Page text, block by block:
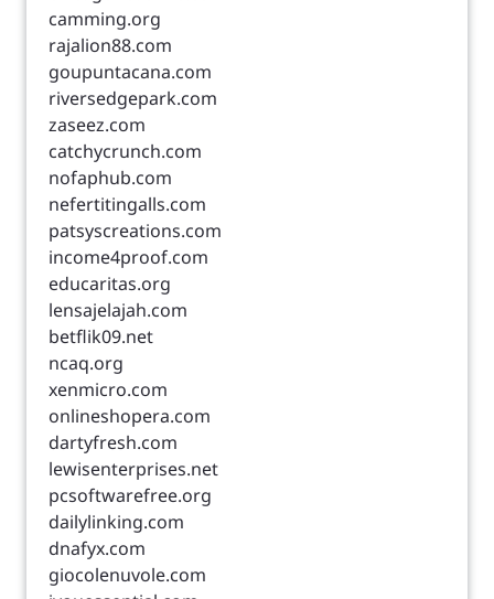
camming.org
rajalion88.com
goupuntacana.com
riversedgepark.com
zaseez.com
catchycrunch.com
nofaphub.com
nefertitingalls.com
patsyscreations.com
income4proof.com
educaritas.org
lensajelajah.com
betflik09.net
ncaq.org
xenmicro.com
onlineshopera.com
dartyfresh.com
lewisenterprises.net
pcsoftwarefree.org
dailylinking.com
dnafyx.com
giocolenuvole.com